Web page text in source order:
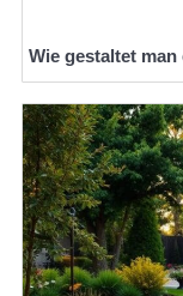
Wie gestaltet